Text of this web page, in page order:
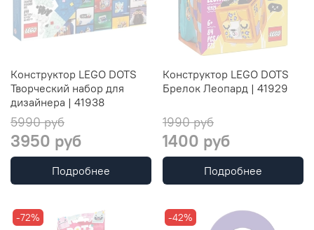
Конструктор LEGO DOTS
Творческий набор для
дизайнера | 41938
5990 руб
3950 руб
Подробнее
Конструктор LEGO DOTS
Брелок Леопард | 41929
1990 руб
1400 руб
Подробнее
-72% -42%